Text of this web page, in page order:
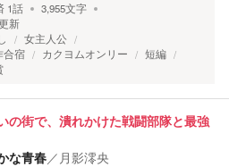
1話 3,955文字
新
女主人公
合宿
カクヨムオンリー
短編
の街で、潰れかけた戦闘部隊と最強
な青春／ 月影澪央